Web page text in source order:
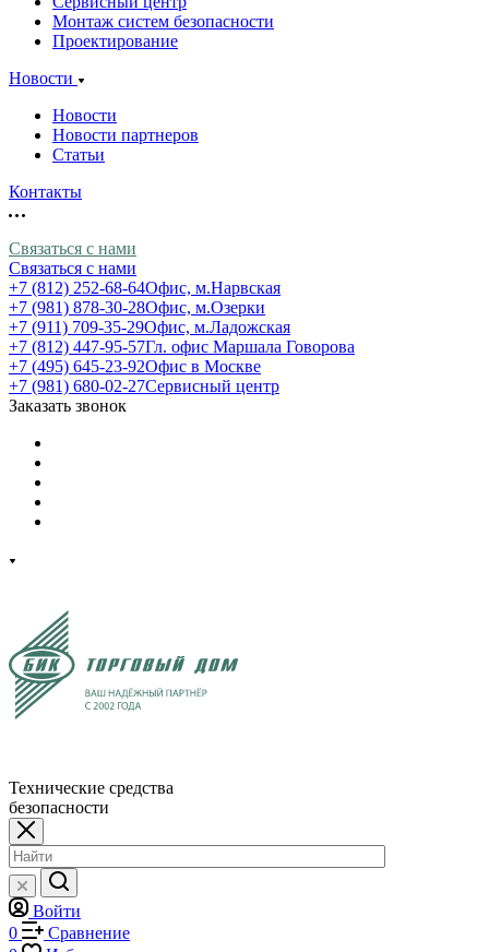
Монтаж систем безопасности
Проектирование
Новости
Новости
Новости партнеров
Статьи
Контакты
Связаться с нами
Связаться с нами
+7 (812) 252-68-64Офис, м.Нарвская
+7 (981) 878-30-28Офис, м.Озерки
+7 (911) 709-35-29Офис, м.Ладожская
+7 (812) 447-95-57Гл. офис Маршала Говорова
+7 (495) 645-23-92Офис в Москве
+7 (981) 680-02-27Сервисный центр
Заказать звонок
Технические средства
безопасности
Войти
0
Сравнение